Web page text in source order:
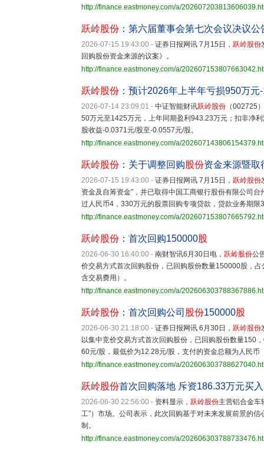
http://finance.eastmoney.com/a/
跃岭股份 ：第六届董事会第七次会议决议公
2026-07-15 19:43:00 - 证券日报网讯 7月15日， 跃岭股份
回购股份资金来源的议案》。
http://finance.eastmoney.com/a/
跃岭股份 ：预计2026年上半年亏损950万元
2026-07-14 23:09:01 - 中证智能财讯跃岭股份 （002725
50万元至1425万元，上年同期盈利943.23万元；扣非净
股收益-0.0371元/股至-0.0557元/股。
http://finance.eastmoney.com/a/
跃岭股份 ：关于调整回购股份资金来源暨取
2026-07-15 19:43:00 - 证券日报网讯 7月15日， 跃岭股份
资金及自筹资金”，并已取得中国工商银行股份有限公司
过人民币4，330万元的股票回购专项贷款，贷款业务期限
http://finance.eastmoney.com/a/
跃岭股份 ：首次回购150000股
2026-06-30 16:40:00 - 南财智讯6月30日电， 跃岭股份公
价交易方式首次回购股份，已回购股份数量150000股，
含交易费用）。
http://finance.eastmoney.com/a/
跃岭股份 ：首次回购公司 股份150000股
2026-06-30 21:18:00 - 证券日报网讯 6月30日， 跃岭股份
以集中竞价交易方式首次回购股份，已回购股份数量150
60元/股，最低价为12.28元/股，支付的资金总额为人民币
http://finance.eastmoney.com/a/
跃岭股份首次回购落地 斥资186.33万元买
2026-06-30 22:56:00 - 资料显示， 跃岭股份主营铝合金车
工”）市场。公司表示，此次回购基于对未来发展前景的
制。
http://finance.eastmoney.com/a/